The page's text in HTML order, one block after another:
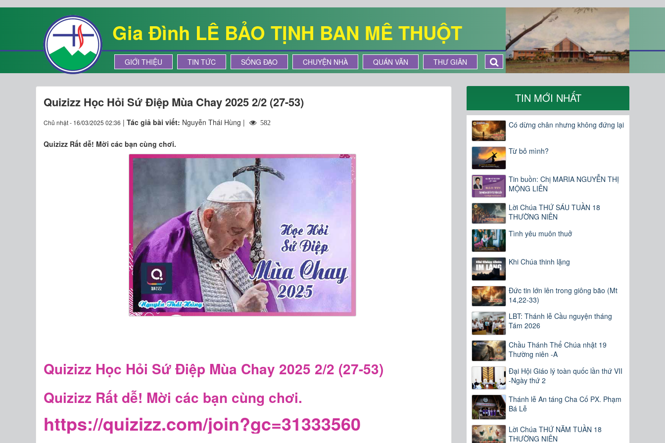
Gia Đình LÊ BẢO TỊNH BAN MÊ THUỘT
GIỚI THIỆU TIN TỨC SỐNG ĐẠO CHUYỆN NHÀ QUÁN VĂN THƯ GIÃN
Quizizz Học Hỏi Sứ Điệp Mùa Chay 2025 2/2 (27-53)
Chủ nhật - 16/03/2025 02:36 | Tác giả bài viết: Nguyễn Thái Hùng | 582
Quizizz Rất dễ! Mời các bạn cùng chơi.
Quizizz Học Hỏi Sứ Điệp Mùa Chay 2025 2/2 (27-53)
Quizizz Rất dễ! Mời các bạn cùng chơi.
https://quizizz.com/join?gc=31333560
TIN MỚI NHẤT
Có dừng chân nhưng không đứng lại
Từ bỏ mình?
Tin buồn: Chị MARIA NGUYỄN THỊ
MỘNG LIÊN
Lời Chúa THỨ SÁU TUẦN 18
THƯỜNG NIÊN
Tình yêu muôn thuở
Khi Chúa thinh lặng
Đức tin lớn lên trong giông bão (Mt
14,22-33)
LBT: Thánh lễ Cầu nguyện tháng
Tám 2026
Chầu Thánh Thể Chúa nhật 19
Thường niên -A
Đại Hội Giáo lý toàn quốc lần thứ VII
-Ngày thứ 2
Thánh lễ An táng Cha Cố PX. Phạm
Bá Lễ
Lời Chúa THỨ NĂM TUẦN 18
THƯỜNG NIÊN